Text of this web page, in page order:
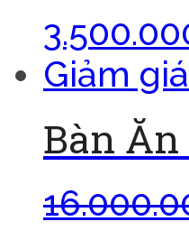
Giảm
Bàn Ăn